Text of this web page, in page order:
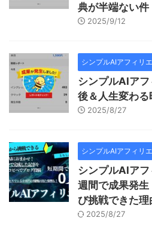
典が半端ない件
2025/9/12
シンプルAIアフィリ
シンプルAIア
後＆人生変わる
2025/8/27
シンプルAIアフィリ
シンプルAIア
週間で成果発
び挑戦できた理
2025/8/27